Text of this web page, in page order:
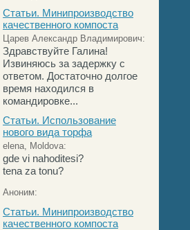
Статьи. Минипроизводство
качественного компоста
Царев Александр Владимирович:
Здравствуйте Галина!
Извиняюсь за задержку с
ответом. Достаточно долгое
время находился в
командировке...
Статьи. Использование
нового вида торфа
elena, Moldova:
gde vi nahoditesi?
tena za tonu?
Аноним:
Статьи. Минипроизводство
качественного компоста